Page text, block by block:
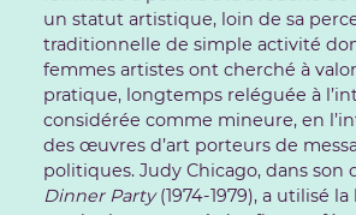
un statut artistique, loin de sa
traditionnelle de simple activité
femmes artistes ont cherché à
pratique, longtemps reléguée à
considérée comme mineure, en
des œuvres d’art porteurs de
politiques. Judy Chicago, dans son
Dinner Party(1974-1979), a utilisé